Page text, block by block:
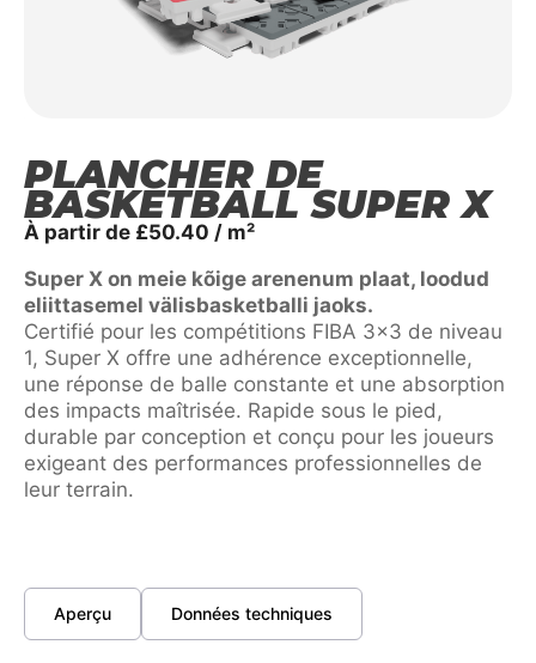
PLANCHER DE
BASKETBALL SUPER X
À partir de £50.40 / m²
Super X on meie kõige arenenum plaat, loodud
eliittasemel välisbasketballi jaoks.
Certifié pour les compétitions FIBA 3×3 de niveau
1, Super X offre une adhérence exceptionnelle,
une réponse de balle constante et une absorption
des impacts maîtrisée. Rapide sous le pied,
durable par conception et conçu pour les joueurs
exigeant des performances professionnelles de
leur terrain.
Aperçu Données techniques